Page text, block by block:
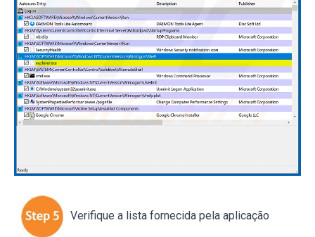
Verifique a lista fornecida pela aplicação